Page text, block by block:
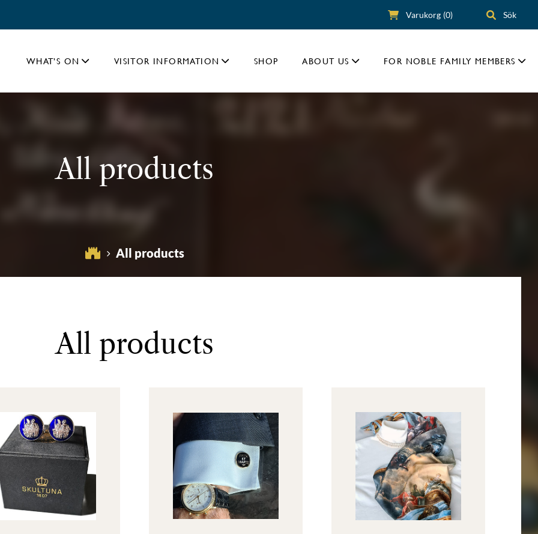
Varukorg (0) Sök
WHAT’S ON VISITOR INFORMATION SHOP ABOUT US FOR NOBLE FAMILY MEMBERS
All products
All products
All products